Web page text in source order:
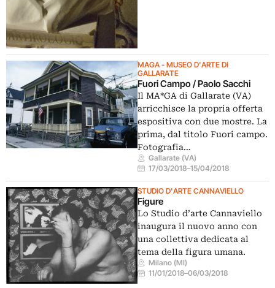
MAGA - MUSEO D'ARTE DI
GALLARATE
Fuori Campo / Paolo Sacchi
Il MA*GA di Gallarate (VA)
arricchisce la propria offerta
espositiva con due mostre. La
prima, dal titolo Fuori campo.
Fotografia…
Gallarate (VA)
17/03/2018–15/04/2018
STUDIO D'ARTE CANNAVIELLO
Figure
Lo Studio d’arte Cannaviello
inaugura il nuovo anno con
una collettiva dedicata al
tema della figura umana.
Milano (MI)
11/01/2018–06/03/2018